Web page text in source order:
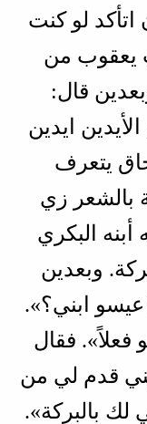
لو كنت
يعقوب من
قال:
ايدين
يتعرف
بالشعر زي
أبنه البكري
وبعدين
ابني؟».
فعلاً». فقال
قدم لي من
بالبركة».